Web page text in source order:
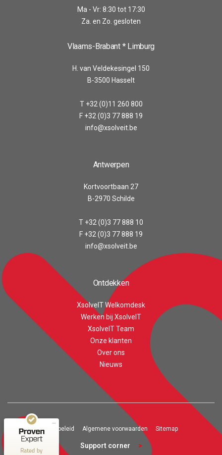
Ma - Vr: 8:30 tot 17:30
Za. en Zo. gesloten
Vlaams-Brabant * Limburg
H. van Veldekesingel 150
B-3500 Hasselt
T +32 (0)11 260 800
F +32 (0)3 77 888 19
info@xsolveit.be
Antwerpen
Kortvoortbaan 27
B-2970 Schilde
T +32 (0)3 77 888 10
F +32 (0)3 77 888 19
info@xsolveit.be
Ontdekken
XsolveIT Welkomdesk
Werken bij XsolveIT
XsolveIT Team
Onze klanten
Over ons
Nieuws
Privacy beleid Algemene voorwaarden Sitemap
Support corner
Rated by
Customer reviews and experiences for
XsolveIT
100%
Recommended on
ProvenExpert.com
43
Reviews on
ProvenExpert.com
20
Reviews from 1 other
source